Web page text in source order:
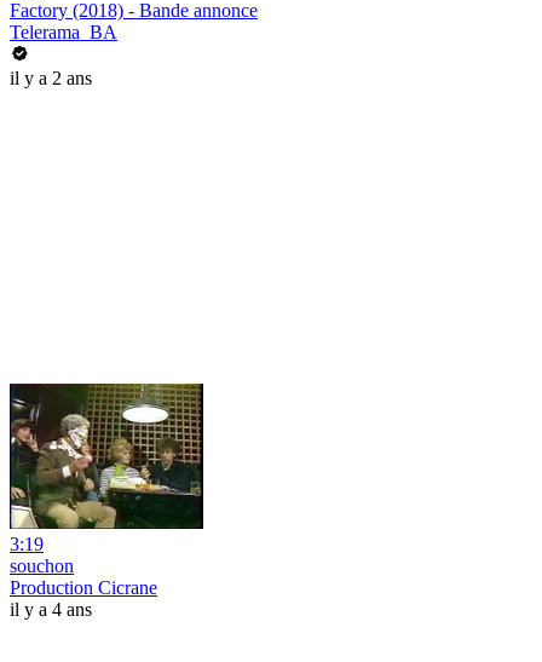
Factory (2018) - Bande annonce
Telerama_BA
il y a 2 ans
3:19
souchon
Production Cicrane
il y a 4 ans